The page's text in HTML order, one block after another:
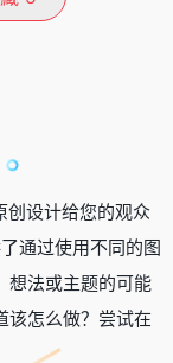
设计给您的观众
通过使用不同的图
想法或主题的可能
该怎么做？尝试在